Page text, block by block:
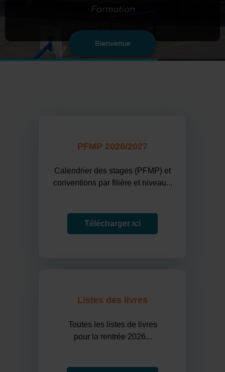
Formation
Bienvenue
PFMP 2026/2027
Calendrier des stages (PFMP) et
conventions par filière et niveau...
Télécharger ici
Listes des livres
Toutes les listes de livres
pour la rentrée 2026...